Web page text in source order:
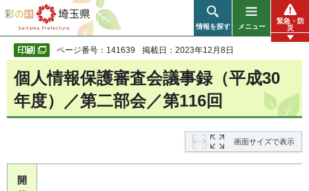
彩の国 埼玉県
情報を探す メニュー
緊急・防
災
ページ番号：141639 掲載日：2023年12月8日
個人情報保護審査会議事録（平成30
年度）／第二部会／第116回
画面サイズで表示
開